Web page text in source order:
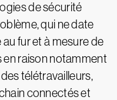
de sécurité
qui ne date
fur et à mesure de
en raison notamment
télétravailleurs,
connectés et